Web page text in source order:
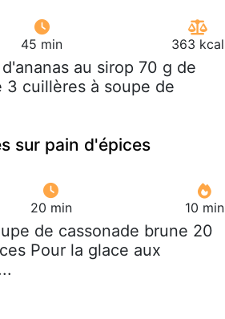
45 min 363 kcal
au sirop 70 g de
3 cuillères à soupe de
sur pain d'épices
20 min 10 min
de cassonade brune 20
Pour la glace aux